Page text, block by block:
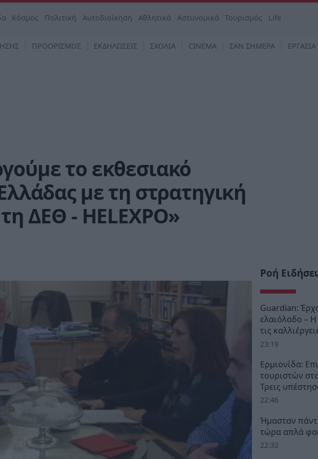
Κόσμος Πολιτική Αυτοδιοίκηση Αθλητικά Αστυνομικά Τουρισμός Life
ΠΡΟΟΡΙΣΜΟΣ ΕΚΔΗΛΩΣΕΙΣ ΣΧΟΛΙΑ CINEMA ΣΑΝ ΣΗΜΕΡΑ ΕΡΓΑΣΙΑ
το εκθεσιακό
με τη στρατηγική
ΔΕΘ - HELEXPO»
Ροή
Guardian:
ελαιόλαδο –
τις
23:19
Ερμιονίδα:
τουριστών
Τρεις
22:46
Ήμασταν
τώρα απλά
22:32